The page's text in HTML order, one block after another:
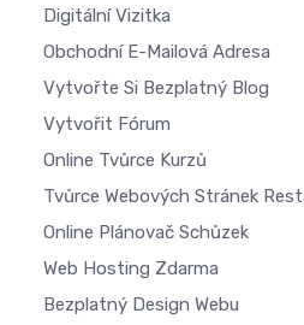
Digitální Vizitka
Obchodní E-Mailová Adresa
Vytvořte Si Bezplatný Blog
Vytvořit Fórum
Online Tvůrce Kurzů
Tvůrce Webových Stránek
Online Plánovač Schůzek
Web Hosting Zdarma
Bezplatný Design Webu